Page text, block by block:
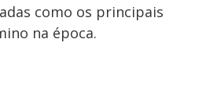
como os principais
na época.